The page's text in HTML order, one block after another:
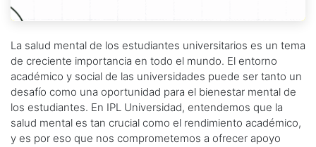
La salud mental de los estudiantes universitarios es un tema
de creciente importancia en todo el mundo. El entorno
académico y social de las universidades puede ser tanto un
desafío como una oportunidad para el bienestar mental de
los estudiantes. En IPL Universidad, entendemos que la
salud mental es tan crucial como el rendimiento académico,
y es por eso que nos comprometemos a ofrecer apoyo